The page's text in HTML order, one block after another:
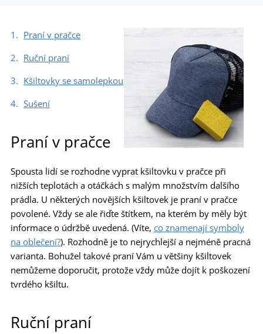
Praní v pračce
Ruční praní
Kšiltovky se samolepkou
Sušení
Praní v pračce
Spousta lidí se rozhodne vyprat kšiltovku v pračce při
nižších teplotách a otáčkách s malým množstvím dalšího
prádla. U některých novějších kšiltovek je praní v pračce
povolené. Vždy se ale řiďte štítkem, na kterém by měly být
informace o údržbě uvedená. (Víte, co znamenají symboly
na oblečení?). Rozhodně je to nejrychlejší a nejméně pracná
varianta. Bohužel takové praní Vám u většiny kšiltovek
nemůžeme doporučit, protože vždy může dojít k poškození
tvrdého kšiltu.
Ruční praní